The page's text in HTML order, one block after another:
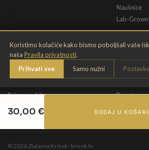
30,00 € DODAJ U
Koristimo kolačiće kako bismo poboljšali vaše
naša Pravila privatnosti.
Prihvati sve
Samo nužni
Naušnice
Lab-Grown
INFORMACIJE
O nama
Kontakt
Briga o nakitu
Jamstvo
PRAVNE
Pravila
Opći uvjeti
Promjena
©2026Zlatarna Križek · krizek.hr